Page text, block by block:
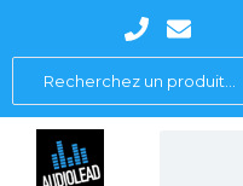
contenu
Search
...